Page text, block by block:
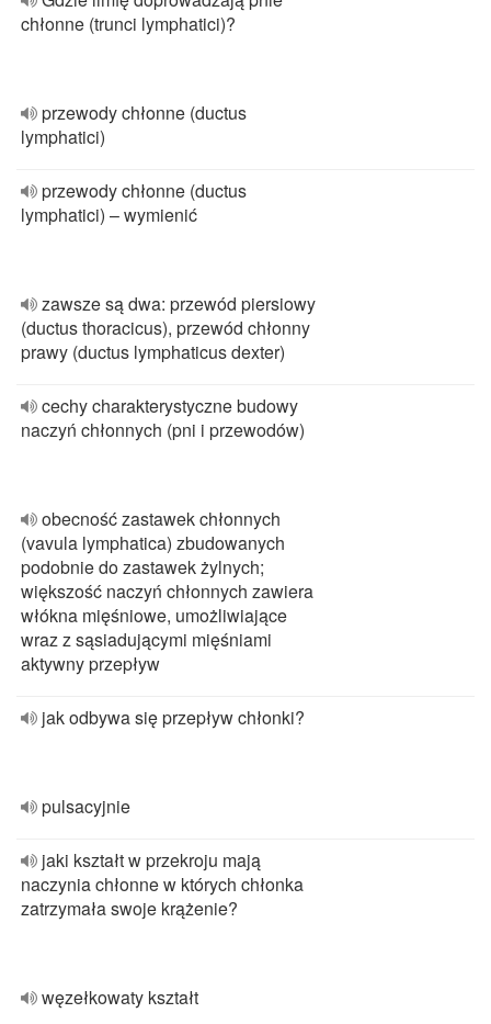
chłonne (trunci lymphatici)?
przewody chłonne (ductus
lymphatici)
przewody chłonne (ductus
lymphatici) – wymienić
zawsze są dwa: przewód piersiowy
(ductus thoracicus), przewód chłonny
prawy (ductus lymphaticus dexter)
cechy charakterystyczne budowy
naczyń chłonnych (pni i przewodów)
obecność zastawek chłonnych
(vavula lymphatica) zbudowanych
podobnie do zastawek żylnych;
większość naczyń chłonnych zawiera
włókna mięśniowe, umożliwiające
wraz z sąsiadującymi mięśniami
aktywny przepływ
jak odbywa się przepływ chłonki?
pulsacyjnie
jaki kształt w przekroju mają
naczynia chłonne w których chłonka
zatrzymała swoje krążenie?
węzełkowaty kształt